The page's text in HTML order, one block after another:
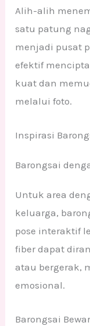
Alih-alih
satu patung
menjadi pusat
efektif
kuat dan
melalui foto.
Inspirasi
Barongsai
Untuk area
keluarga,
pose interaktif
fiber dapat
atau bergerak,
emosional.
Barongsai